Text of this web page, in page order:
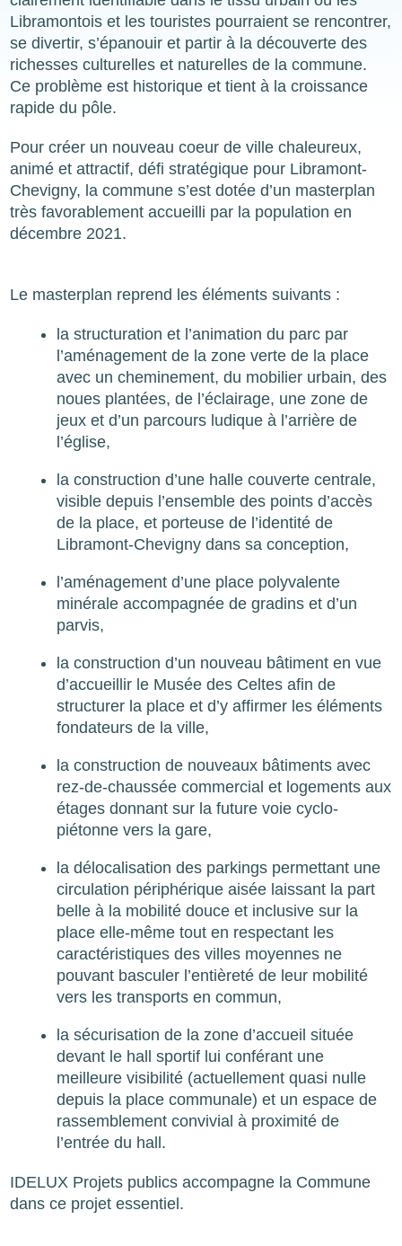
Libramontois et les touristes pourraient se rencontrer,
se divertir, s’épanouir et partir à la découverte des
richesses culturelles et naturelles de la commune.
Ce problème est historique et tient à la croissance
rapide du pôle.
Pour créer un nouveau coeur de ville chaleureux,
animé et attractif, défi stratégique pour Libramont-
Chevigny, la commune s’est dotée d’un masterplan
très favorablement accueilli par la population en
décembre 2021.
Le masterplan reprend les éléments suivants :
la structuration et l’animation du parc par
l’aménagement de la zone verte de la place
avec un cheminement, du mobilier urbain, des
noues plantées, de l’éclairage, une zone de
jeux et d’un parcours ludique à l’arrière de
l’église,
la construction d’une halle couverte centrale,
visible depuis l’ensemble des points d’accès
de la place, et porteuse de l’identité de
Libramont-Chevigny dans sa conception,
l’aménagement d’une place polyvalente
minérale accompagnée de gradins et d’un
parvis,
la construction d’un nouveau bâtiment en vue
d’accueillir le Musée des Celtes afin de
structurer la place et d’y affirmer les éléments
fondateurs de la ville,
la construction de nouveaux bâtiments avec
rez-de-chaussée commercial et logements aux
étages donnant sur la future voie cyclo-
piétonne vers la gare,
la délocalisation des parkings permettant une
circulation périphérique aisée laissant la part
belle à la mobilité douce et inclusive sur la
place elle-même tout en respectant les
caractéristiques des villes moyennes ne
pouvant basculer l’entièreté de leur mobilité
vers les transports en commun,
la sécurisation de la zone d’accueil située
devant le hall sportif lui conférant une
meilleure visibilité (actuellement quasi nulle
depuis la place communale) et un espace de
rassemblement convivial à proximité de
l’entrée du hall.
IDELUX Projets publics accompagne la Commune
dans ce projet essentiel.